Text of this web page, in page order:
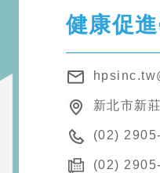
健康促
新北市新
(02)
(02)